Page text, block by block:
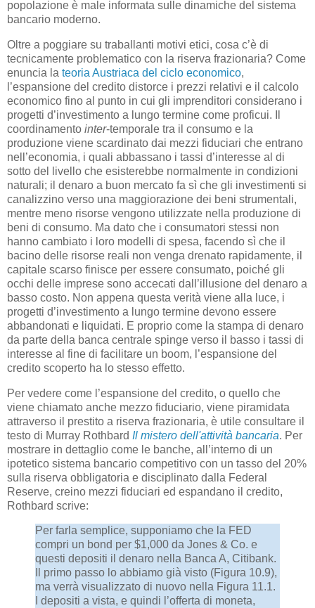
popolazione è male informata sulle dinamiche del sistema
bancario moderno.
Oltre a poggiare su traballanti motivi etici, cosa c’è di
tecnicamente problematico con la riserva frazionaria? Come
enuncia la teoria Austriaca del ciclo economico,
l’espansione del credito distorce i prezzi relativi e il calcolo
economico fino al punto in cui gli imprenditori considerano i
progetti d’investimento a lungo termine come proficui. Il
coordinamento inter-temporale tra il consumo e la
produzione viene scardinato dai mezzi fiduciari che entrano
nell’economia, i quali abbassano i tassi d’interesse al di
sotto del livello che esisterebbe normalmente in condizioni
naturali; il denaro a buon mercato fa sì che gli investimenti si
canalizzino verso una maggiorazione dei beni strumentali,
mentre meno risorse vengono utilizzate nella produzione di
beni di consumo. Ma dato che i consumatori stessi non
hanno cambiato i loro modelli di spesa, facendo sì che il
bacino delle risorse reali non venga drenato rapidamente, il
capitale scarso finisce per essere consumato, poiché gli
occhi delle imprese sono accecati dall’illusione del denaro a
basso costo. Non appena questa verità viene alla luce, i
progetti d’investimento a lungo termine devono essere
abbandonati e liquidati. E proprio come la stampa di denaro
da parte della banca centrale spinge verso il basso i tassi di
interesse al fine di facilitare un boom, l’espansione del
credito scoperto ha lo stesso effetto.
Per vedere come l’espansione del credito, o quello che
viene chiamato anche mezzo fiduciario, viene piramidata
attraverso il prestito a riserva frazionaria, è utile consultare il
testo di Murray Rothbard Il mistero dell'attività bancaria. Per
mostrare in dettaglio come le banche, all’interno di un
ipotetico sistema bancario competitivo con un tasso del 20%
sulla riserva obbligatoria e disciplinato dalla Federal
Reserve, creino mezzi fiduciari ed espandano il credito,
Rothbard scrive:
Per farla semplice, supponiamo che la FED
compri un bond per $1,000 da Jones & Co. e
questi depositi il denaro nella Banca A, Citibank.
Il primo passo lo abbiamo già visto (Figura 10.9),
ma verrà visualizzato di nuovo nella Figura 11.1.
I depositi a vista, e quindi l’offerta di moneta,